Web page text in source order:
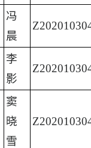
冯
晨
李
影
窦
晓
雪